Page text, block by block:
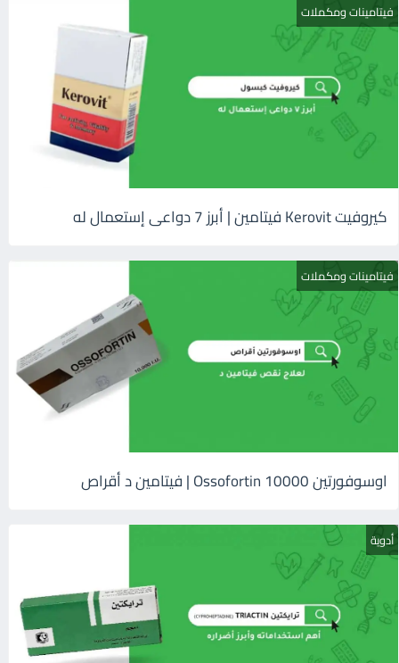
فيتامينات ومكملات
كيروفيت Kerovit فيتامين | أبرز 7 دواعى إستعمال له
فيتامينات ومكملات
اوسوفورتين 10000 Ossofortin | فيتامين د أقراص
أدوية